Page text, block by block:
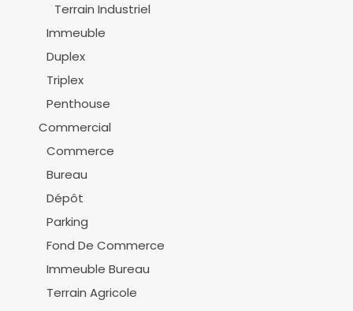
Terrain Industriel
Immeuble
Duplex
Triplex
Penthouse
Commercial
Commerce
Bureau
Dépôt
Parking
Fond De Commerce
Immeuble Bureau
Terrain Agricole